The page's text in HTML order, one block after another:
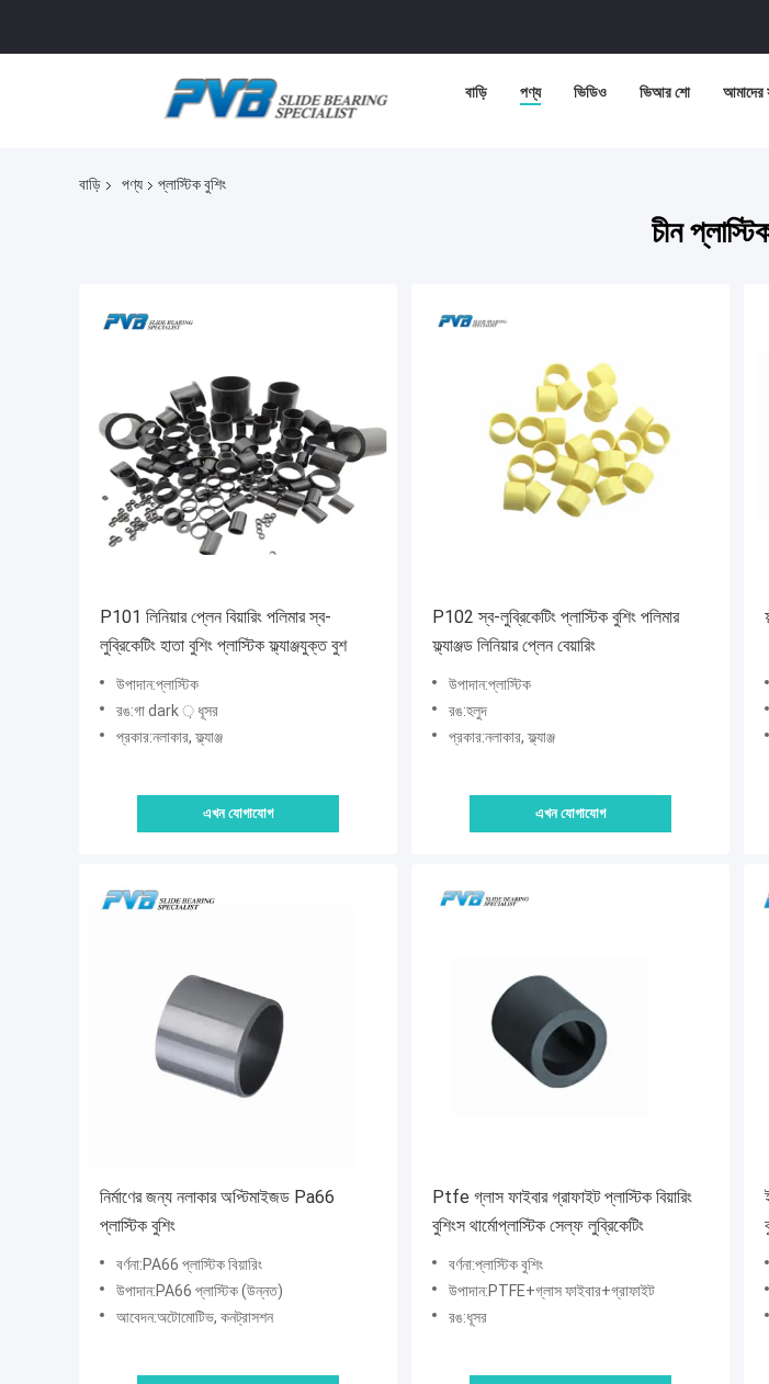
বাড়ি পণ্য ভিডিও ভিআর শো আমাদের
বাড়ি পণ্য প্লাস্টিক বুশিং
চীন
P101 লিনিয়ার প্লেন বিয়ারিং পলিমার স্ব-
লুব্রিকেটিং হাতা বুশিং প্লাস্টিক ফ্ল্যাঞ্জযুক্ত বুশ
উপাদান:প্লাস্টিক
রঙ:গা dark ় ধূসর
প্রকার:নলাকার, ফ্ল্যাঞ্জ
এখন যোগাযোগ
P102 স্ব-লুব্রিকেটিং প্লাস্টিক বুশিং পলিমার
ফ্ল্যাঞ্জড লিনিয়ার প্লেন বেয়ারিং
উপাদান:প্লাস্টিক
রঙ:হলুদ
প্রকার:নলাকার, ফ্ল্যাঞ্জ
এখন যোগাযোগ
নির্মাণের জন্য নলাকার অপ্টিমাইজড Pa66
প্লাস্টিক বুশিং
বর্ণনা:PA66 প্লাস্টিক বিয়ারিং
উপাদান:PA66 প্লাস্টিক (উন্নত)
আবেদন:অটোমোটিভ, কনট্রাসশন
Ptfe গ্লাস ফাইবার গ্রাফাইট প্লাস্টিক বিয়ারিং
বুশিংস থার্মোপ্লাস্টিক সেল্ফ লুব্রিকেটিং
বর্ণনা:প্লাস্টিক বুশিং
উপাদান:PTFE+গ্লাস ফাইবার+গ্রাফাইট
রঙ:ধূসর